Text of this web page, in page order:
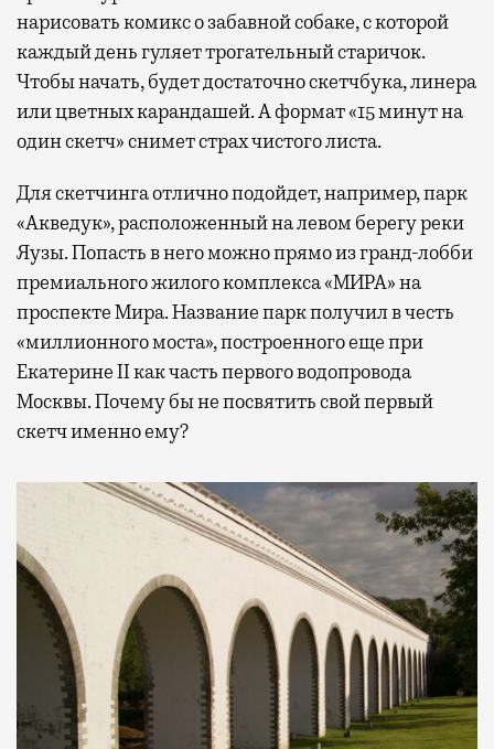
нарисовать комикс о забавной собаке, с которой
каждый день гуляет трогательный старичок.
Чтобы начать, будет достаточно скетчбука, линера
или цветных карандашей. А формат «15 минут на
один скетч» снимет страх чистого листа.
Для скетчинга отлично подойдет, например, парк
«Акведук», расположенный на левом берегу реки
Яузы. Попасть в него можно прямо из гранд-лобби
премиального жилого комплекса «МИРА» на
проспекте Мира. Название парк получил в честь
«миллионного моста», построенного еще при
Екатерине II как часть первого водопровода
Москвы. Почему бы не посвятить свой первый
скетч именно ему?